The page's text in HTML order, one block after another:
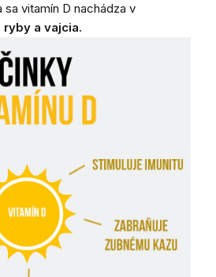
vitamín D nachádza v
ryby a vajcia.